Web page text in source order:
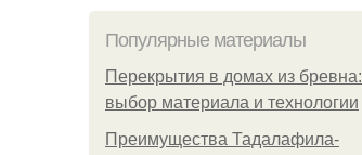
Популярные материалы
Перекрытия в домах из бревна:
выбор материала и технологии
Преимущества Тадалафила-